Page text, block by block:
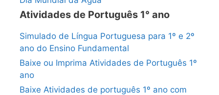
Atividades de Português 1° ano
Simulado de Língua Portuguesa para 1º e 2º
ano do Ensino Fundamental
Baixe ou Imprima Atividades de Português 1º
ano
Baixe Atividades de português 1º ano com